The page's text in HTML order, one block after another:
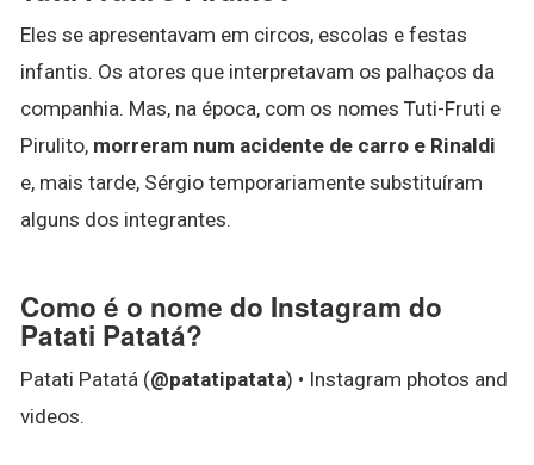
Eles se apresentavam em circos, escolas e festas
infantis. Os atores que interpretavam os palhaços da
companhia. Mas, na época, com os nomes Tuti-Fruti e
Pirulito, morreram num acidente de carro e Rinaldi
e, mais tarde, Sérgio temporariamente substituíram
alguns dos integrantes.
Como é o nome do Instagram do
Patati Patatá?
Patati Patatá (@patatipatata) • Instagram photos and
videos.